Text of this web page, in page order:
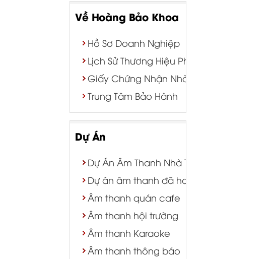
Về Hoàng Bảo Khoa
Hồ Sơ Doanh Nghiệp
Lịch Sử Thương Hiệu Phân Phối
Giấy Chứng Nhận Nhà Phân Phối
Trung Tâm Bảo Hành
Dự Án
Dự Án Âm Thanh Nhà Thờ | Nhà Nguyện
Dự án âm thanh đã hoàn thành
Âm thanh quán cafe
Âm thanh hội trường
Âm thanh Karaoke
Âm thanh thông báo